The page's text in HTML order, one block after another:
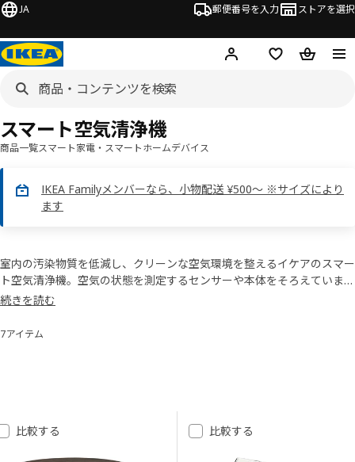
JA 郵便番号を入力 ストアを選択
ログイン・新規入会
欲しいものリスト
カート
商品一覧スマート家電・スマートホームデバイス
IKEA Familyメンバーなら、小物配送 ¥500～ ※サイズにより
ます
スマート空気清浄機
室内の汚染物質を低減し、クリーンな空気環境を整えるイケアのスマー
ト空気清浄機。空気の状態を測定するセンサーや本体をそろえていま
す。手動操作のほか、IKEA Home smart アプリによる遠隔操作や管理
す。
続きを読む
並べ替えとフィルター
7アイテム
結果リスト
比較する 比較する